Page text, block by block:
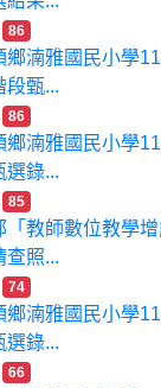
86
鄉湳雅國民小學
段甄...
86
鄉湳雅國民小學
選錄...
85
「教師數位教學
查照...
74
鄉湳雅國民小學
選錄...
66